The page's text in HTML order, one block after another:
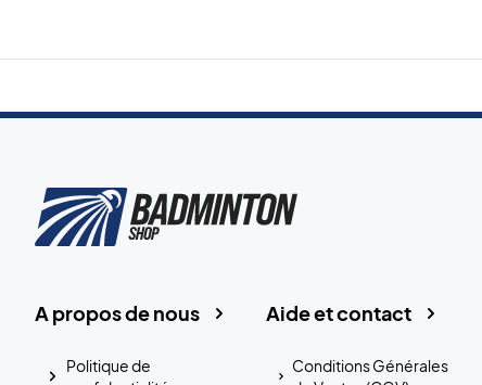
Aide et contact
Conditions Générales
A propos de nous
Politique de